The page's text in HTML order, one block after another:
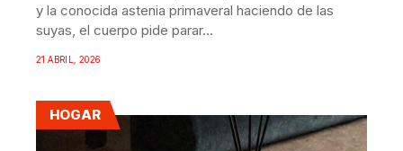
y la conocida astenia primaveral haciendo de las
suyas, el cuerpo pide parar...
21 ABRIL, 2026
HOGAR